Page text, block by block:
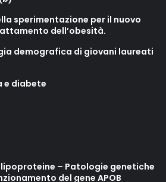
sperimentazione per il nuovo
dell’obesità.
demografica di giovani laureati
e diabete
– Patologie genetiche
del gene APOB